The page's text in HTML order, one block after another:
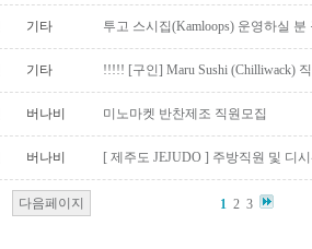
기타 투고 스시집(Kamloops) 운영하실
기타 !!!!! [구인] Maru Sushi (Chilliwack)
버나비 미노마켓 반찬제조 직원모집
버나비 [ 제주도 JEJUDO ] 주방직원 및 디
다음페이지 1 2 3